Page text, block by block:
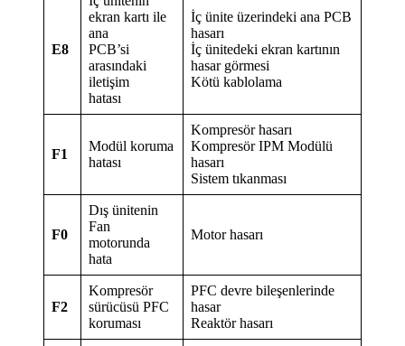
E8
ekran kartı ile
ana
PCB’si
arasındaki
iletişim
hatası
İç ünite üzerindeki ana PCB
hasarı
İç ünitedeki ekran kartının
hasar görmesi
Kötü kablolama
F1
Modül koruma
hatası
Kompresör hasarı
Kompresör IPM Modülü
hasarı
Sistem tıkanması
F0
Dış ünitenin
Fan
motorunda
hata
Motor hasarı
F2
Kompresör
sürücüsü PFC
koruması
PFC devre bileşenlerinde
hasar
Reaktör hasarı